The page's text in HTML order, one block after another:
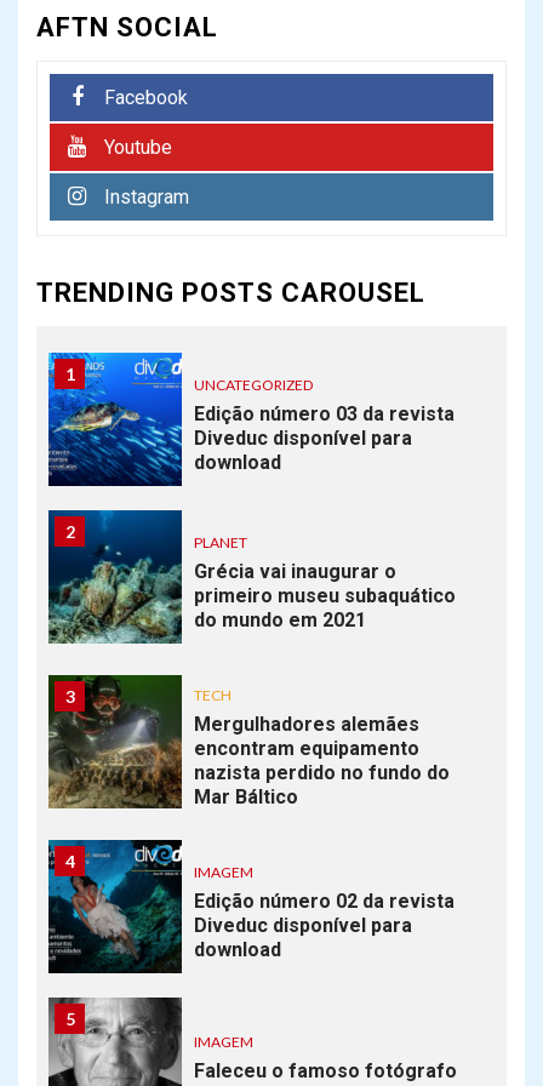
AFTN SOCIAL
Facebook
Youtube
Instagram
TRENDING POSTS CAROUSEL
FREE DIVE
quebra recorde mundial de
7
descoberto na Austrália
1
UNCATEGORIZED
Edição número 03 da revista
Diveduc disponível para
download
2
PLANET
Grécia vai inaugurar o
primeiro museu subaquático
do mundo em 2021
3 TECH
Mergulhadores alemães
encontram equipamento
nazista perdido no fundo do
Mar Báltico
4
IMAGEM
Edição número 02 da revista
Diveduc disponível para
download
5
IMAGEM
Faleceu o famoso fotógrafo